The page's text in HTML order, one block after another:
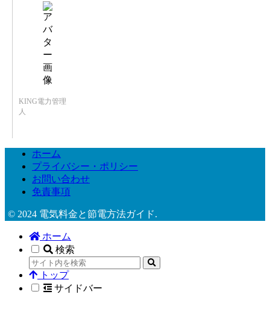
KING電力管理
人
ホーム
プライバシー・ポリシー
お問い合わせ
免責事項
© 2024 電気料金と節電方法ガイド.
ホーム
検索
トップ
サイドバー